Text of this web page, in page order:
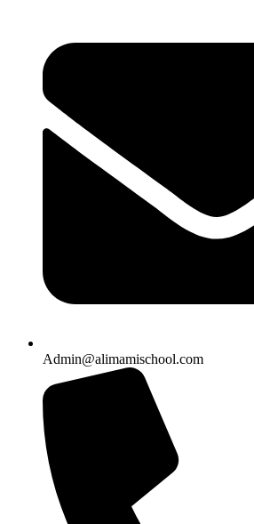
Admin@alimamischool.com